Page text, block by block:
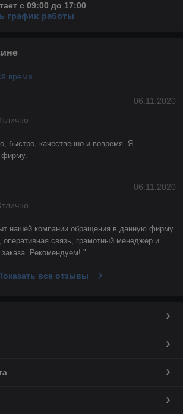
с 09:00 до 17:00
график работы
время
06.11.2020
быстро, качественно и вовремя. Я
06.11.2020
нашей компании обращения в данную фирму.
связь, грамотный менеджер и
Рекомендуем! "
все отзывы